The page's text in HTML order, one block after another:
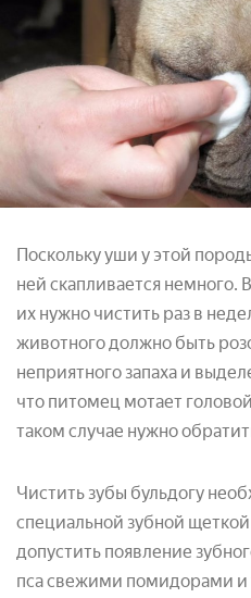
Поскольку уши у этой
ней скапливается
их нужно чистить раз в
животного должно быть
неприятного запаха и
что питомец мотает
таком случае нужно
Чистить зубы бульдогу
специальной зубной
допустить появление
пса свежими помидорами